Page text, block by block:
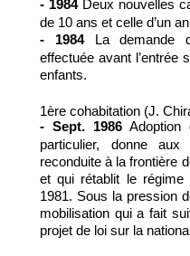
- 1984Deux nouvelles
de 10 ans et celle d’un
- 1984La demande
effectuée avant l’entrée
enfants.
1ère cohabitation (J.
- Sept. 1986
particulier, donne
reconduite à la frontière
et qui rétablit le régime
1981. Sous la pression
mobilisation qui a fait
projet de loi sur la